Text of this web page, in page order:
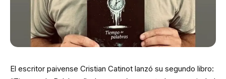
El escritor paivense Cristian Catinot lanzó su segundo libro: